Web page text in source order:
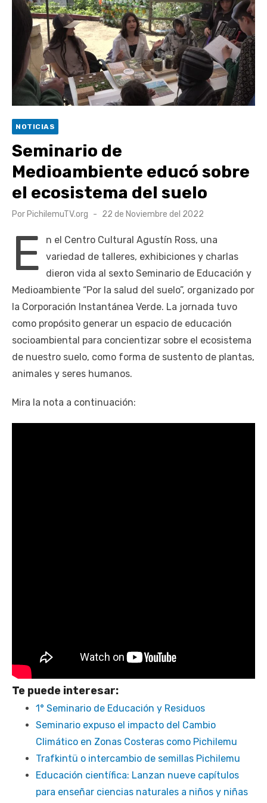
escuela comunitaria
Cóctel de Sábado: Emprendimiento y floricultura con María
Lina Fermandois y Luis Polanco
Seis comunas de O’Higgins inician la construcción
participativa del Plan Local de Restauración del Secano
Costero Nilahue
segunda clasificatoria
Retrospectiva 2026 | Capítulo 03: lessons on flight – Cecilia
Araneda
NOTICIAS
Seminario de
Medioambiente educó sobre
el ecosistema del suelo
Por PichilemuTV.org
Publicado
22 de Noviembre del 2022
E
n el Centro Cultural Agustín Ross, una
variedad de talleres, exhibiciones y charlas
dieron vida al sexto Seminario de Educación y
Medioambiente “Por la salud del suelo”, organizado por
la Corporación Instantánea Verde. La jornada tuvo
como propósito generar un espacio de educación
socioambiental para concientizar sobre el ecosistema
de nuestro suelo, como forma de sustento de plantas,
animales y seres humanos.
Mira la nota a continuación:
Te puede interesar:
1° Seminario de Educación y Residuos
Seminario expuso el impacto del Cambio
Climático en Zonas Costeras como Pichilemu
Trafkintü o intercambio de semillas Pichilemu
Educación científica: Lanzan nueve capítulos
para enseñar ciencias naturales a niños y niñas